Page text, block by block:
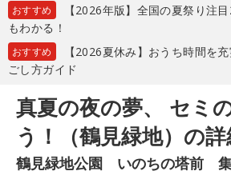
おすすめ
【2026年版】全国の夏祭り注
もわかる！
おすすめ
【2026夏休み】おうち時間を
ごし方ガイド
真夏の夜の夢、 セミ
う！（鶴見緑地）の
鶴見緑地公園 いのちの塔前